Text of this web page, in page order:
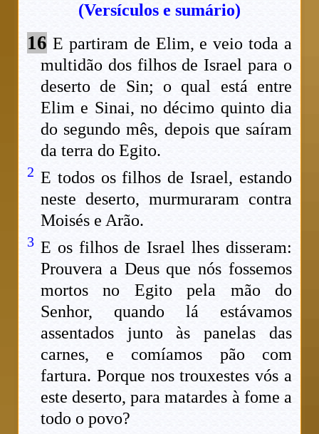
(Versículos e sumário)
16 E partiram de Elim, e veio toda a
multidão dos filhos de Israel para o
deserto de Sin; o qual está entre
Elim e Sinai, no décimo quinto dia
do segundo mês, depois que saíram
da terra do Egito.
2 E todos os filhos de Israel, estando
neste deserto, murmuraram contra
Moisés e Arão.
3 E os filhos de Israel lhes disseram:
Prouvera a Deus que nós fossemos
mortos no Egito pela mão do
Senhor, quando lá estávamos
assentados junto às panelas das
carnes, e comíamos pão com
fartura. Porque nos trouxestes vós a
este deserto, para matardes à fome a
todo o povo?